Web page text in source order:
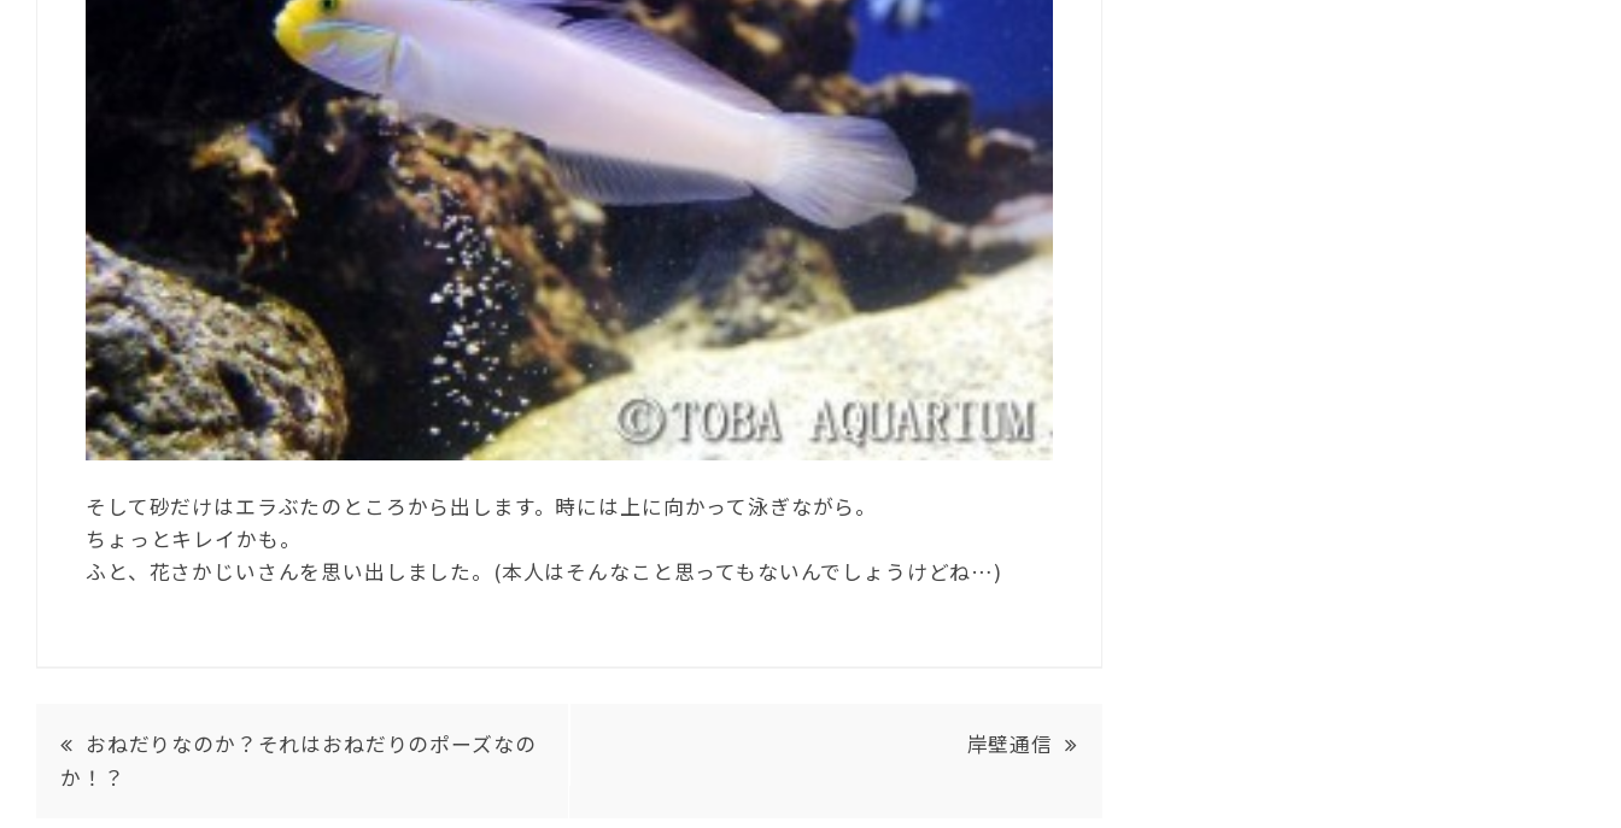
そして砂だけはエラぶたのところから出します。時には上に向かって泳ぎながら。
ちょっとキレイかも。
ふと、花さかじいさんを思い出しました。(本人はそんなこと思ってもないんでしょうけどね…)
おねだりなのか？それはおねだりのポーズなの
か！？
岸壁通信